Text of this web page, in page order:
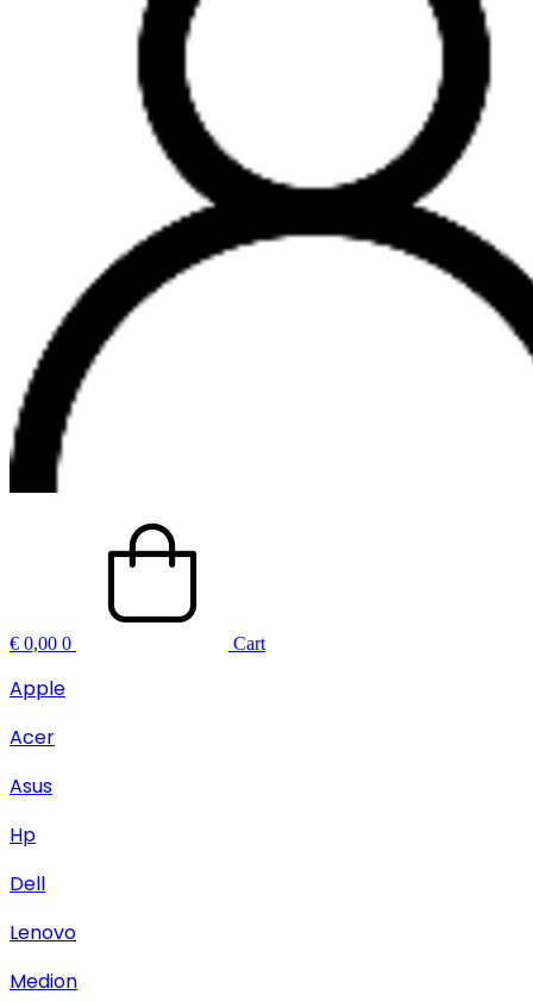
€ 0,00 0 Cart
Apple
Acer
Asus
Hp
Dell
Lenovo
Medion